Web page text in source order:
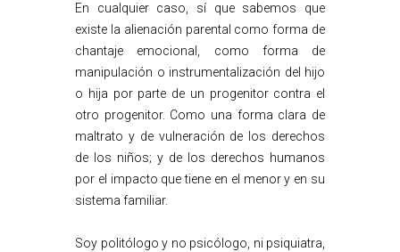
En cualquier caso, sí que sabemos que
existe la alienación parental como forma de
chantaje emocional, como forma de
manipulación o instrumentalización del hijo
o hija por parte de un progenitor contra el
otro progenitor. Como una forma clara de
maltrato y de vulneración de los derechos
de los niños; y de los derechos humanos
por el impacto que tiene en el menor y en su
sistema familiar.
Soy politólogo y no psicólogo, ni psiquiatra,